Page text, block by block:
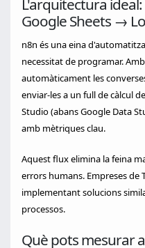
L'arquitectura
Google Sheets →
n8n és una eina
necessitat de programar.
automàticament les
enviar-les a un full de càlcul
Studio (abans Google Data
amb mètriques clau.
Aquest flux elimina la feina
errors humans. Empreses de
implementant solucions
processos.
Què pots mesurar